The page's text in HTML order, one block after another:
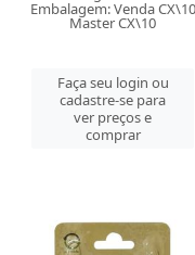
Embalagem: Venda CX\10
Master CX\10
Faça seu login ou
cadastre-se para
ver preços e
comprar